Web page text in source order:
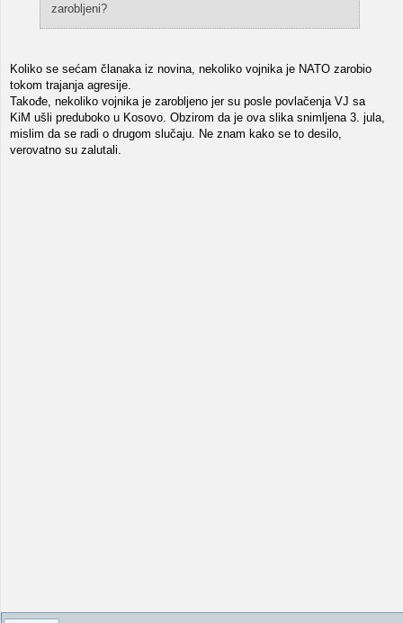
zarobljeni?
Koliko se sećam članaka iz novina, nekoliko vojnika je NATO zarobio
tokom trajanja agresije.
Takođe, nekoliko vojnika je zarobljeno jer su posle povlačenja VJ sa
KiM ušli preduboko u Kosovo. Obzirom da je ova slika snimljena 3. jula,
mislim da se radi o drugom slučaju. Ne znam kako se to desilo,
verovatno su zalutali.